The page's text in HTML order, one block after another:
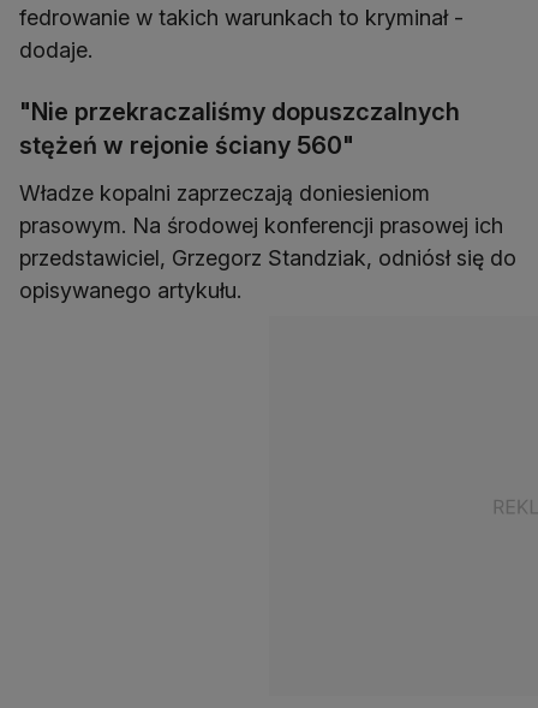
fedrowanie w takich warunkach to kryminał -
dodaje.
"Nie przekraczaliśmy dopuszczalnych
stężeń w rejonie ściany 560"
Władze kopalni zaprzeczają doniesieniom
prasowym. Na środowej konferencji prasowej ich
przedstawiciel, Grzegorz Standziak, odniósł się do
opisywanego artykułu.